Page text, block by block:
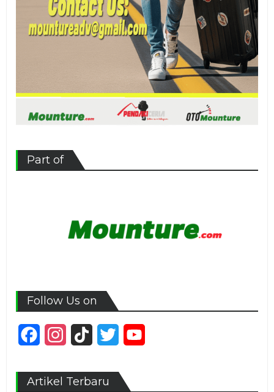
Part of
Follow Us on
FacebookInstagram
TikTok Twitter
Artikel Terbaru